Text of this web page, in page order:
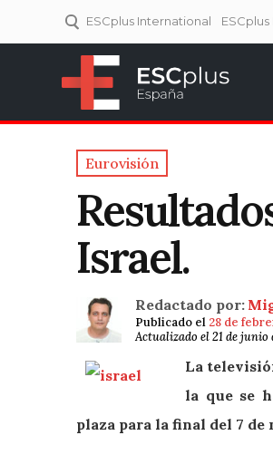
ESCplus International ESCplus
Eurovisión
Israel.
Redactado por:
Publicado el 28 de
Actualizado el 21 de junio
La
la que se
plaza para la final del 7 de